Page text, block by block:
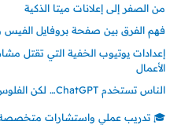
من الصفر إلى إعلانات ميتا الذكية
فهم الفرق بين صفحة بروفايل الفيس
إعدادات يوتيوب الخفية التي تقتل
الأعمال
الناس تستخدم ChatGPT… لكن الفلوس الحقيقية في الـ API 🤯